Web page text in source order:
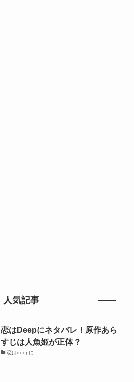
人気記事
恋はDeepにネタバレ！原作あら
すじは人魚姫が正体？
恋はdeepに